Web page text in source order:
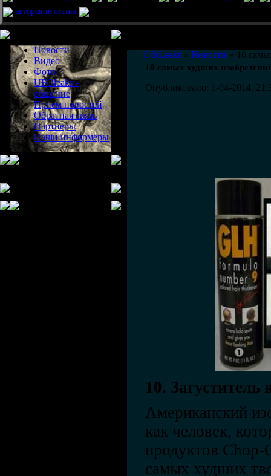
авторские статьи
Новости
Видео
Фото
UFOleaks -
общение
Прием новостей
Обратная связь
Партнеры
Наши информеры
UfoLeaks » Новости » 10
10 самых худших
Опубликовано: 1-04-2014,
10. Загуститель
Американский
как человек,
продуктов
самых худших